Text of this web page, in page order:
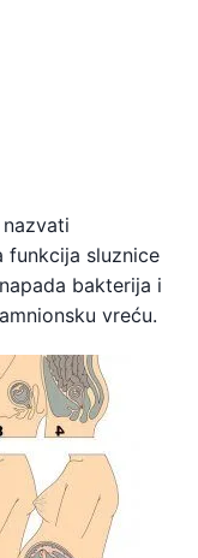
funkcija sluznice
bakterija i
vreću.